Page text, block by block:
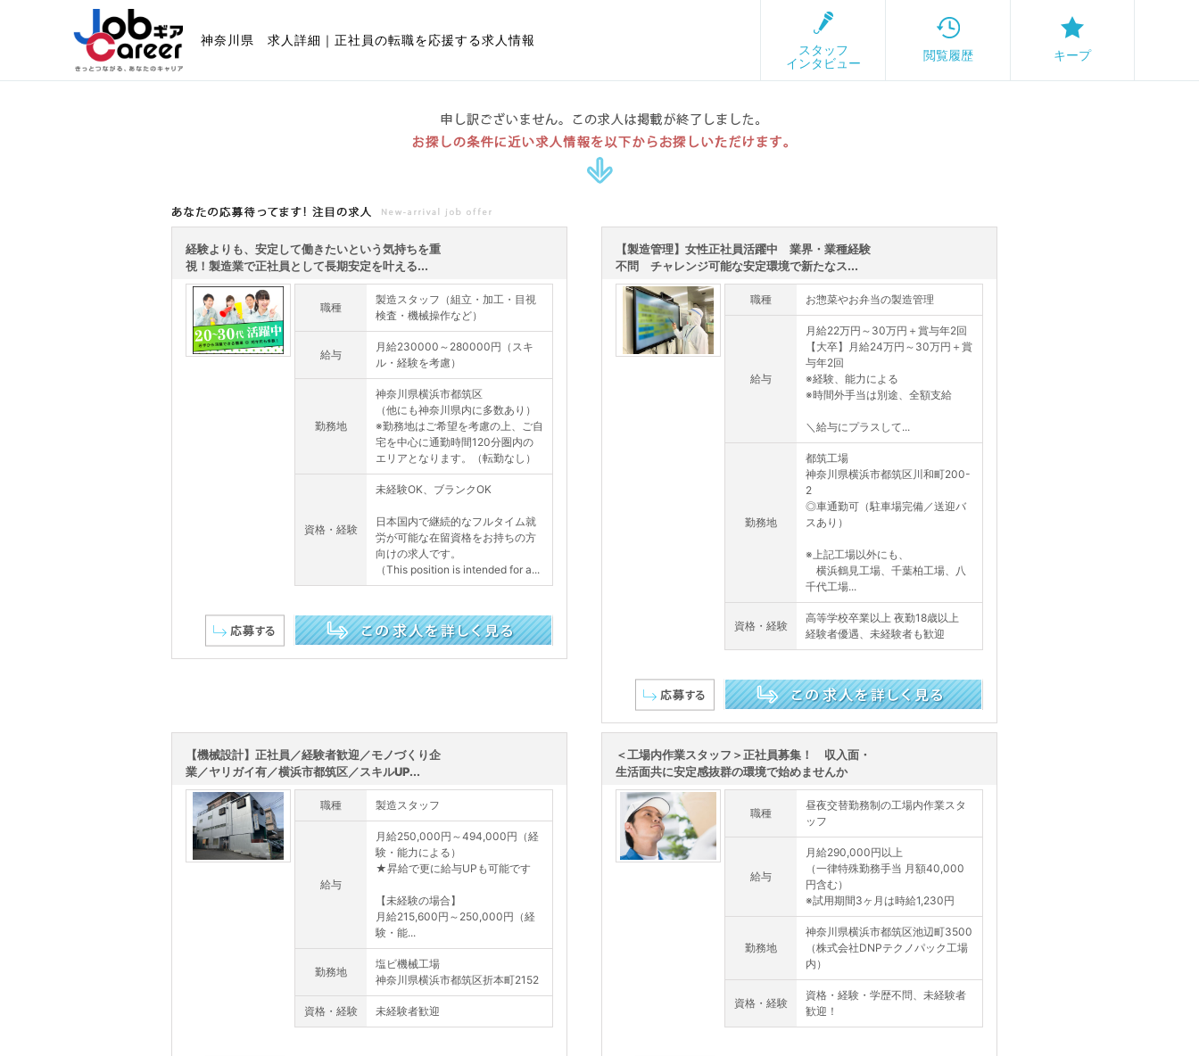
神奈川県 求人詳細｜正社員の転職を応援する求人情報
スタッフ
インタビュー
閲覧履歴 キープ
あなたの応募待ってます!注目の求人
経験よりも、安定して働きたいという気持ちを重
視！製造業で正社員として長期安定を叶える...
職種
製造スタッフ（組立・加工・目視
検査・機械操作など）
給与
月給230000～280000円（スキ
ル・経験を考慮）
勤務地
神奈川県横浜市都筑区
（他にも神奈川県内に多数あり）
※勤務地はご希望を考慮の上、ご自
宅を中心に通勤時間120分圏内の
エリアとなります。（転勤なし）
資格・経験
未経験OK、ブランクOK
日本国内で継続的なフルタイム就
労が可能な在留資格をお持ちの方
向けの求人です。
（This position is intended for a...
【製造管理】女性正社員活躍中 業界・業種経験
不問 チャレンジ可能な安定環境で新たなス...
職種 お惣菜やお弁当の製造管理
給与
月給22万円～30万円＋賞与年2回
【大卒】月給24万円～30万円＋賞
与年2回
※経験、能力による
※時間外手当は別途、全額支給
＼給与にプラスして...
勤務地
都筑工場
神奈川県横浜市都筑区川和町200-
2
◎車通勤可（駐車場完備／送迎バ
スあり）
※上記工場以外にも、
横浜鶴見工場、千葉柏工場、八
千代工場...
資格・経験
高等学校卒業以上 夜勤18歳以上
経験者優遇、未経験者も歓迎
【機械設計】正社員／経験者歓迎／モノづくり企
業／ヤリガイ有／横浜市都筑区／スキルUP...
職種 製造スタッフ
給与
月給250,000円～494,000円（経
験・能力による）
★昇給で更に給与UPも可能です
【未経験の場合】
月給215,600円～250,000円（経
験・能...
勤務地
塩ビ機械工場
神奈川県横浜市都筑区折本町2152
資格・経験 未経験者歓迎
＜工場内作業スタッフ＞正社員募集！ 収入面・
生活面共に安定感抜群の環境で始めませんか
職種
昼夜交替勤務制の工場内作業スタ
ッフ
給与
月給290,000円以上
（一律特殊勤務手当 月額40,000
円含む）
※試用期間3ヶ月は時給1,230円
勤務地
神奈川県横浜市都筑区池辺町3500
（株式会社DNPテクノパック工場
内）
資格・経験
資格・経験・学歴不問、未経験者
歓迎！